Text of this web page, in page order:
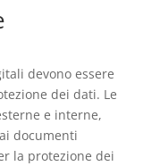
devono essere
dei dati. Le
e interne,
documenti
la protezione dei